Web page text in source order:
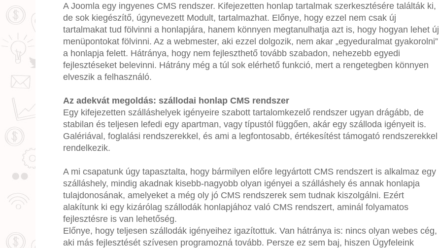
A Joomla egy ingyenes CMS rendszer. Kifejezetten honlap tartalmak szerkesztésére találták ki,
de sok kiegészítő, úgynevezett Modult, tartalmazhat. Előnye, hogy ezzel nem csak új
tartalmakat tud fölvinni a honlapjára, hanem könnyen megtanulhatja azt is, hogy hogyan lehet új
menüpontokat fölvinni. Az a webmester, aki ezzel dolgozik, nem akar „egyeduralmat gyakorolni”
a honlapja felett. Hátránya, hogy nem fejleszthető tovább szabadon, nehezebb egyedi
fejlesztéseket belevinni. Hátrány még a túl sok elérhető funkció, mert a rengetegben könnyen
elveszik a felhasználó.
Az adekvát megoldás: szállodai honlap CMS rendszer
Egy kifejezetten szálláshelyek igényeire szabott tartalomkezelő rendszer ugyan drágább, de
stabilan és teljesen lefedi egy apartman, vagy típustól függően, akár egy szálloda igényeit is.
Galériával, foglalási rendszerekkel, és ami a legfontosabb, értékesítést támogató rendszerekkel
rendelkezik.
A mi csapatunk úgy tapasztalta, hogy bármilyen előre legyártott CMS rendszert is alkalmaz egy
szálláshely, mindig akadnak kisebb-nagyobb olyan igényei a szálláshely és annak honlapja
tulajdonosának, amelyeket a még oly jó CMS rendszerek sem tudnak kiszolgálni. Ezért
alakítunk ki egy kizárólag szállodák honlapjához való CMS rendszert, aminál folyamatos
fejlesztésre is van lehetőség.
Előnye, hogy teljesen szállodák igényeihez igazítottuk. Van hátránya is: nincs olyan webes cég,
aki más fejlesztését szívesen programozná tovább. Persze ez sem baj, hiszen Ügyfeleink